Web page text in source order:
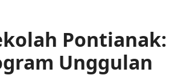
Pontianak:
Unggulan